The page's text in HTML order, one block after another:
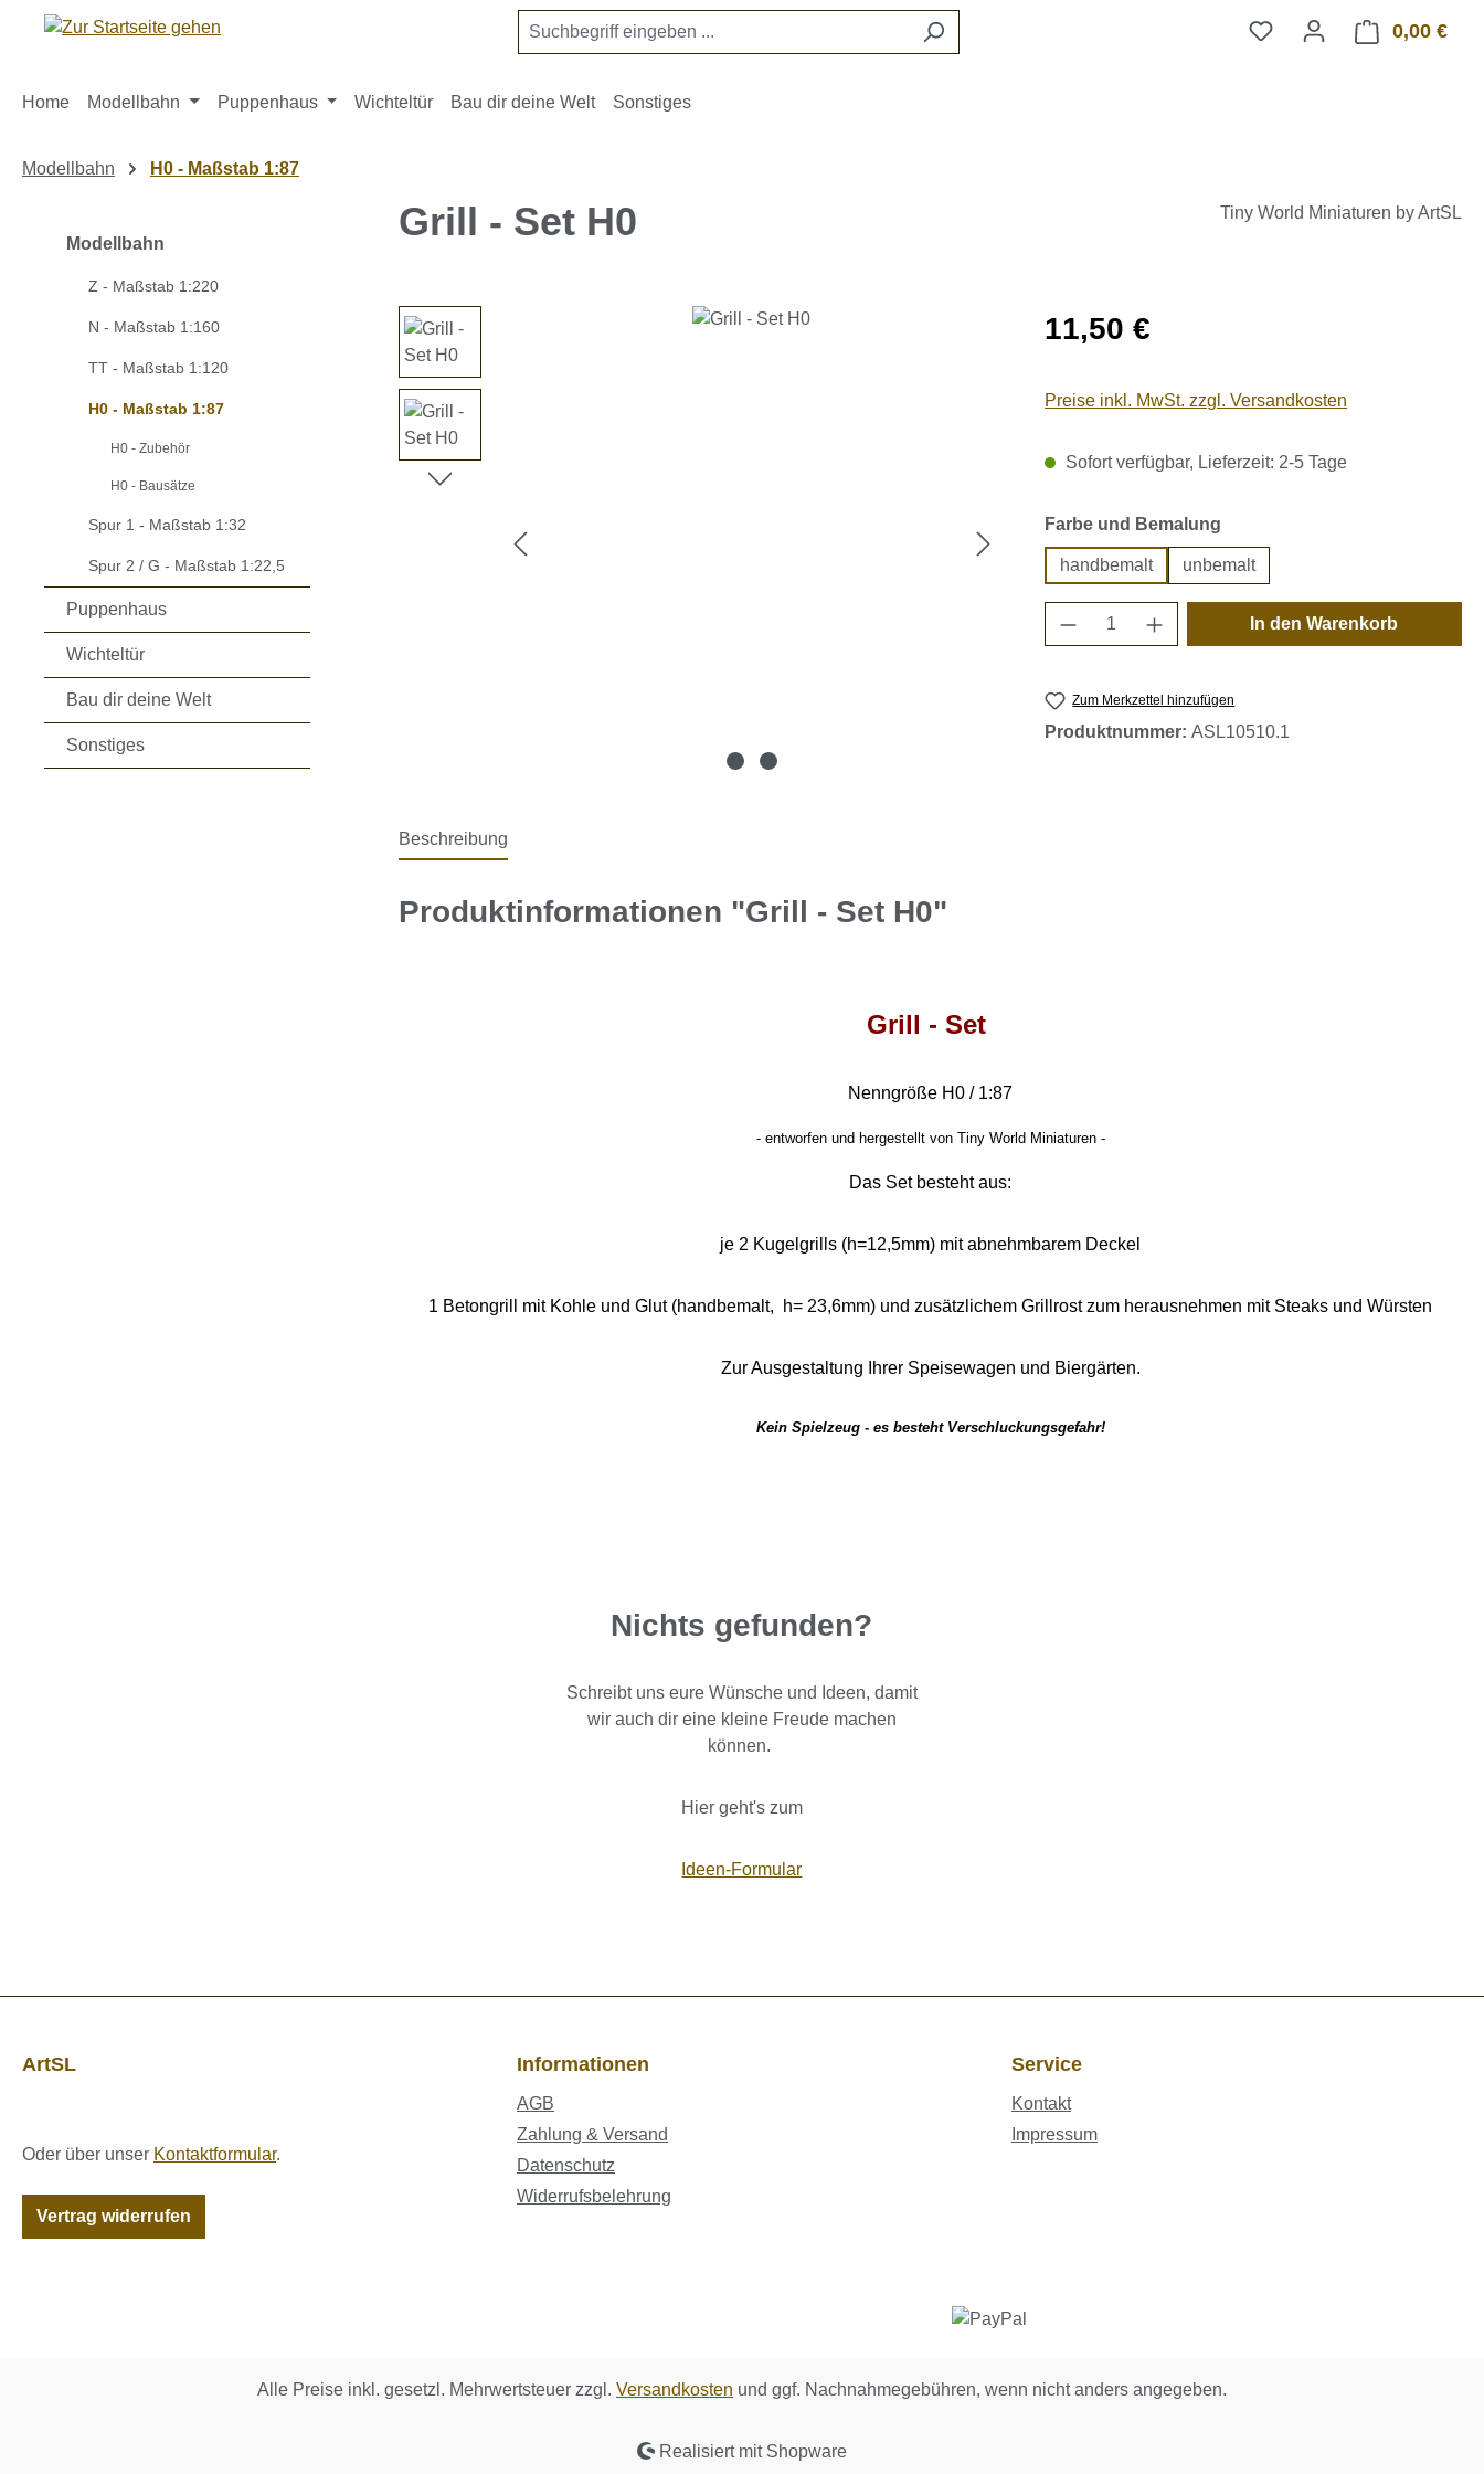
Hauptinhalt springen
Zur Suche springen
Zur Hauptnavigation springen 0,00 €
Home Modellbahn Puppenhaus Wichteltür Bau dir deine Welt Sonstiges
Modellbahn H0 - Maßstab 1:87
Modellbahn
Z - Maßstab 1:220
N - Maßstab 1:160
TT - Maßstab 1:120
H0 - Maßstab 1:87
H0 - Zubehör
H0 - Bausätze
Spur 1 - Maßstab 1:32
Spur 2 / G - Maßstab 1:22,5
Puppenhaus
Wichteltür
Bau dir deine Welt
Sonstiges
Grill - Set H0 Tiny World Miniaturen by ArtSL
Bildergalerie überspringen Regulärer Preis:
11,50 €
Preise inkl. MwSt. zzgl. Versandkosten
Sofort verfügbar, Lieferzeit: 2-5 Tage
Farbe und Bemalung
handbemalt unbemalt
Produkt Anzahl: Gib den
In den Warenkorb
Zum Merkzettel hinzufügen
Produktnummer:ASL10510.1
Beschreibung
Produktinformationen "Grill - Set H0"
Grill - Set
Nenngröße H0 / 1:87
- entworfen und hergestellt von Tiny World Miniaturen -
Das Set besteht aus:
je 2 Kugelgrills (h=12,5mm) mit abnehmbarem Deckel
1 Betongrill mit Kohle und Glut (handbemalt, h= 23,6mm) und zusätzlichem Grillrost zum herausnehmen mit Steaks und Würsten
Zur Ausgestaltung Ihrer Speisewagen und Biergärten.
Kein Spielzeug - es besteht Verschluckungsgefahr!
Nichts gefunden?
Schreibt uns eure Wünsche und Ideen, damit
wir auch dir eine kleine Freude machen
können.
Hier geht's zum
Ideen-Formular
ArtSL
Oder über unser Kontaktformular.
Vertrag widerrufen
Informationen
AGB
Zahlung & Versand
Datenschutz
Widerrufsbelehrung
Service
Kontakt
Impressum
Alle Preise inkl. gesetzl. Mehrwertsteuer zzgl. Versandkosten und ggf. Nachnahmegebühren, wenn nicht anders angegeben.
Realisiert mit Shopware